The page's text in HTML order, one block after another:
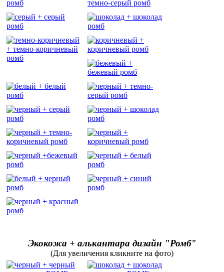
Экокожа + алькантара дизайн "Ромб"
(Для увеличения кликните на фото)